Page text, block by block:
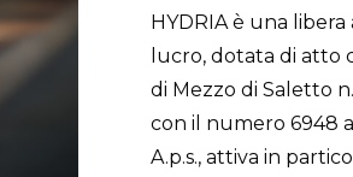
HYDRIA è una
lucro, dotata di atto
di Mezzo di Saletto
con il numero 6948
A.p.s., attiva in